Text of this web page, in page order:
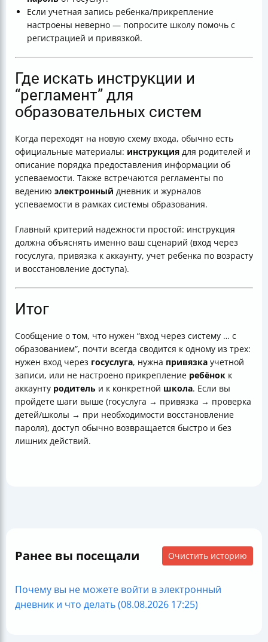
Если учетная запись ребенка/прикрепление
настроены неверно — попросите школу помочь с
регистрацией и привязкой.
Где искать инструкции и
“регламент” для
образовательных систем
Когда переходят на новую схему входа, обычно есть
официальные материалы: инструкция для родителей и
описание порядка предоставления информации об
успеваемости. Также встречаются регламенты по
ведению электронный дневник и журналов
успеваемости в рамках системы образования.
Главный критерий надежности простой: инструкция
должна объяснять именно ваш сценарий (вход через
госуслуга, привязка к аккаунту, учет ребенка по возрасту
и восстановление доступа).
Итог
Сообщение о том, что нужен “вход через систему … с
образованием”, почти всегда сводится к одному из трех:
нужен вход через госуслуга, нужна привязка учетной
записи, или не настроено прикрепление ребёнок к
аккаунту родитель и к конкретной школа. Если вы
пройдете шаги выше (госуслуга → привязка → проверка
детей/школы → при необходимости восстановление
пароля), доступ обычно возвращается быстро и без
лишних действий.
Ранее вы посещали Очистить историю
Почему вы не можете войти в электронный
дневник и что делать (08.08.2026 17:25)